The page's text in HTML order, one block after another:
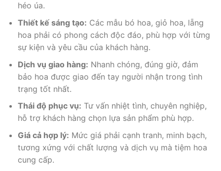
héo úa.
Thiết kế sáng tạo: Các mẫu bó hoa, giỏ hoa, lẵng
hoa phải có phong cách độc đáo, phù hợp với từng
sự kiện và yêu cầu của khách hàng.
Dịch vụ giao hàng: Nhanh chóng, đúng giờ, đảm
bảo hoa được giao đến tay người nhận trong tình
trạng tốt nhất.
Thái độ phục vụ: Tư vấn nhiệt tình, chuyên nghiệp,
hỗ trợ khách hàng chọn lựa sản phẩm phù hợp.
Giá cả hợp lý: Mức giá phải cạnh tranh, minh bạch,
tương xứng với chất lượng và dịch vụ mà tiệm hoa
cung cấp.